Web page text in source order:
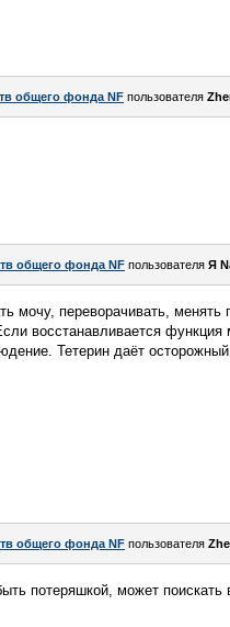
общего фонда NF пользователя
общего фонда NF пользователя Я
мочу, переворачивать, менять
восстанавливается функция
Тетерин даёт осторожный
общего фонда NF пользователя
потеряшкой, может поискать